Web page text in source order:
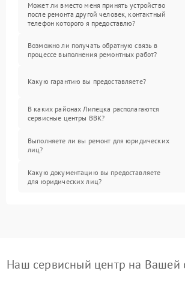
Может ли вместо меня принять устройство
после ремонта другой человек, контактный
телефон которого я предоставлю?
Возможно ли получать обратную связь в
процессе выполнения ремонтных работ?
Какую гарантию вы предоставляете?
В каких районах Липецка располагаются
сервисные центры BBK?
Выполняете ли вы ремонт для юридических
лиц?
Какую документацию вы предоставляете
для юридических лиц?
Наш сервисный центр на Вашей